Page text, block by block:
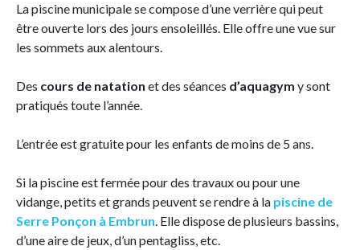
La piscine municipale se compose d’une verrière qui peut
être ouverte lors des jours ensoleillés. Elle offre une vue sur
les sommets aux alentours.
Des cours de natation et des séances d’aquagym y sont
pratiqués toute l’année.
L’entrée est gratuite pour les enfants de moins de 5 ans.
Si la piscine est fermée pour des travaux ou pour une
vidange, petits et grands peuvent se rendre à la piscine de
Serre Ponçon à Embrun. Elle dispose de plusieurs bassins,
d’une aire de jeux, d’un pentagliss, etc.